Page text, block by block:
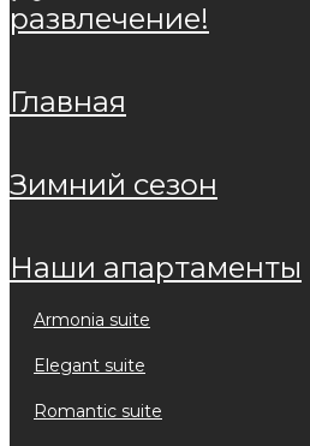
развлечение!
главная
зимний сезон
наши апартаменты
armonia suite
elegant suite
romantic suite